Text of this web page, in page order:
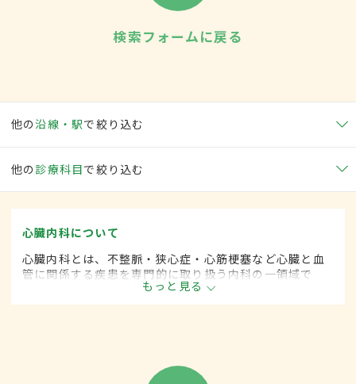
検索フォームに戻る
他の沿線・駅で絞り込む
他の 診療科目で絞り込む
心臓内科について
心臓内科とは、不整脈・狭心症・心筋梗塞など心臓と血
管に関係する疾患を専門的に取り扱う内科の一領域で
もっと見る